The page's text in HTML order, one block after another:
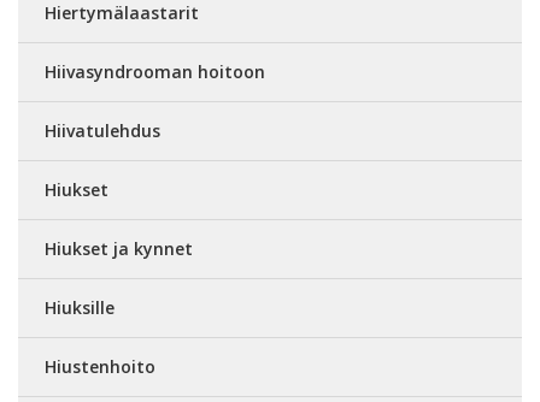
Hiertymälaastarit
Hiivasyndrooman hoitoon
Hiivatulehdus
Hiukset
Hiukset ja kynnet
Hiuksille
Hiustenhoito